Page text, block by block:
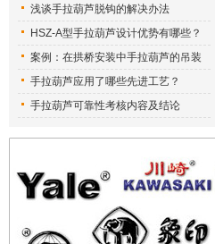
浅谈手拉葫芦脱钩的解决办法
HSZ-A型手拉葫芦设计优势有哪些？
案例：在拱桥安装中手拉葫芦的吊装
手拉葫芦应用了哪些先进工艺？
手拉葫芦可靠性考核内容及结论